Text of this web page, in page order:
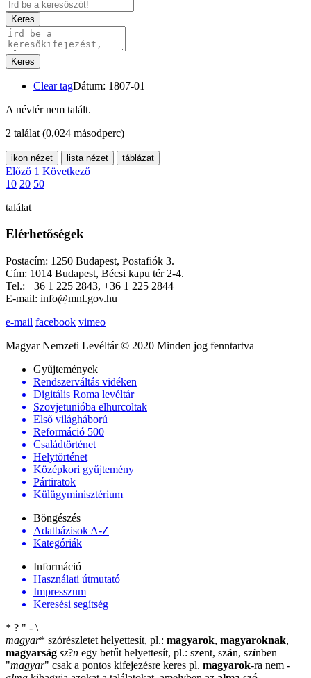
Keres
Keres
Clear tagDátum: 1807-01
A névtér nem talált.
2 találat (0,024 másodperc)
ikon nézet lista nézet táblázat
Előző 1 Következő
10 20 50
találat
Elérhetőségek
Postacím: 1250 Budapest, Postafiók 3.
Cím: 1014 Budapest, Bécsi kapu tér 2-4.
Tel.: +36 1 225 2843, +36 1 225 2844
E-mail: info@mnl.gov.hu
e-mail facebook vimeo
Magyar Nemzeti Levéltár © 2020 Minden jog fenntartva
Gyűjtemények
Rendszerváltás vidéken
Digitális Roma levéltár
Szovjetunióba elhurcoltak
Első világháború
Reformáció 500
Családtörténet
Helytörténet
Középkori gyűjtemény
Pártiratok
Külügyminisztérium
Böngészés
Adatbázisok A-Z
Kategóriák
Információ
Használati útmutató
Impresszum
Keresési segítség
* ? " - \
magyar* szórészletet helyettesít, pl.: magyarok, magyaroknak,
magyarság sz?n egy betűt helyettesít, pl.: szent, szán, színben
"magyar" csak a pontos kifejezésre keres pl. magyarok-ra nem -